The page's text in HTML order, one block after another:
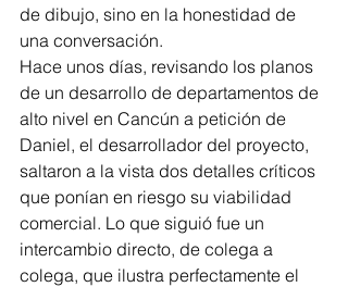
de dibujo, sino en la honestidad de
una conversación.
Hace unos días, revisando los planos
de un desarrollo de departamentos de
alto nivel en Cancún a petición de
Daniel, el desarrollador del proyecto,
saltaron a la vista dos detalles críticos
que ponían en riesgo su viabilidad
comercial. Lo que siguió fue un
intercambio directo, de colega a
colega, que ilustra perfectamente el